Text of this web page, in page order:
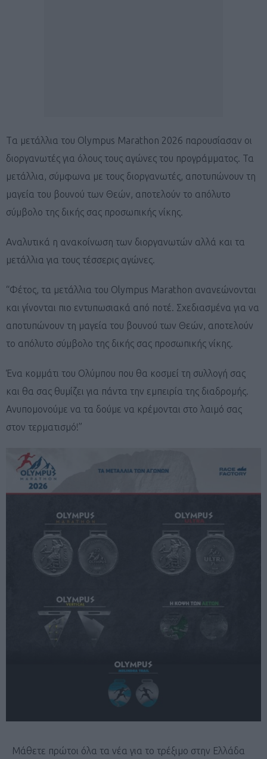
Tα μετάλλια του Olympus Marathon 2026 παρουσίασαν οι
διοργανωτές για όλους τους αγώνες του προγράμματος. Τα
μετάλλια, σύμφωνα με τους διοργανωτές, αποτυπώνουν τη
μαγεία του βουνού των Θεών, αποτελούν το απόλυτο
σύμβολο της δικής σας προσωπικής νίκης.
Αναλυτικά η ανακοίνωση των διοργανωτών αλλά και τα
μετάλλια για τους τέσσερις αγώνες.
“Φέτος, τα μετάλλια του Olympus Marathon ανανεώνονται
και γίνονται πιο εντυπωσιακά από ποτέ. Σχεδιασμένα για να
αποτυπώνουν τη μαγεία του βουνού των Θεών, αποτελούν
το απόλυτο σύμβολο της δικής σας προσωπικής νίκης.
Ένα κομμάτι του Ολύμπου που θα κοσμεί τη συλλογή σας
και θα σας θυμίζει για πάντα την εμπειρία της διαδρομής.
Ανυπομονούμε να τα δούμε να κρέμονται στο λαιμό σας
στον τερματισμό!”
Μάθετε πρώτοι όλα τα νέα για το τρέξιμο στην Ελλάδα